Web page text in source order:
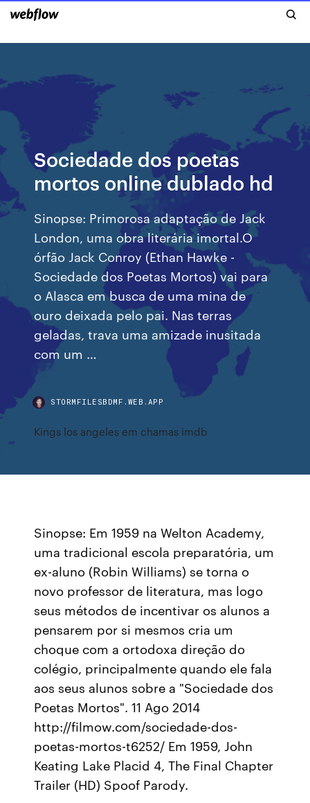
Sociedade dos poetas
mortos online dublado hd
Sinopse: Primorosa adaptação de Jack
London, uma obra literária imortal.O
órfão Jack Conroy (Ethan Hawke -
Sociedade dos Poetas Mortos) vai para
o Alasca em busca de uma mina de
ouro deixada pelo pai. Nas terras
geladas, trava uma amizade inusitada
com um …
STORMFILESBDMF.WEB.APP
Kings los angeles em chamas imdb
Sinopse: Em 1959 na Welton Academy,
uma tradicional escola preparatória, um
ex-aluno (Robin Williams) se torna o
novo professor de literatura, mas logo
seus métodos de incentivar os alunos a
pensarem por si mesmos cria um
choque com a ortodoxa direção do
colégio, principalmente quando ele fala
aos seus alunos sobre a "Sociedade dos
Poetas Mortos". 11 Ago 2014
http://filmow.com/sociedade-dos-
poetas-mortos-t6252/ Em 1959, John
Keating Lake Placid 4, The Final Chapter
Trailer (HD) Spoof Parody.